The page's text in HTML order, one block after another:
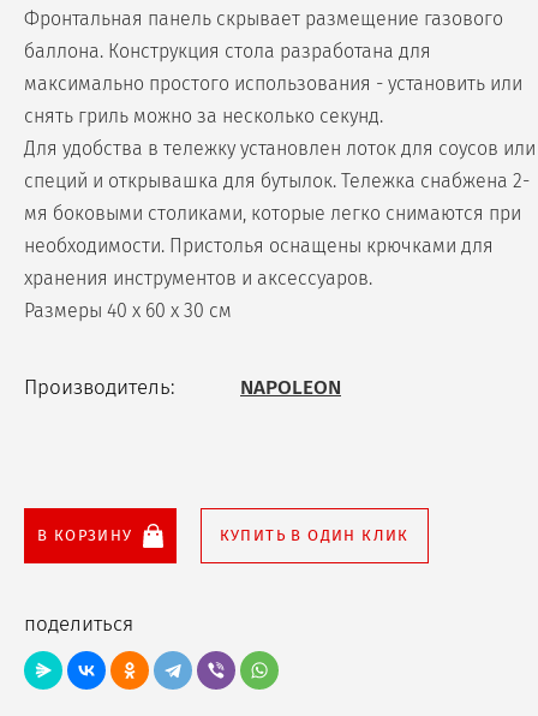
Фронтальная панель скрывает размещение газового
баллона. Конструкция стола разработана для
максимально простого использования - установить или
снять гриль можно за несколько секунд.
Для удобства в тележку установлен лоток для соусов или
специй и открывашка для бутылок. Тележка снабжена 2-
мя боковыми столиками, которые легко снимаются при
необходимости. Пристолья оснащены крючками для
хранения инструментов и аксессуаров.
Размеры 40 х 60 х 30 см
Производитель: NAPOLEON
В КОРЗИНУ КУПИТЬ В ОДИН КЛИК
поделиться